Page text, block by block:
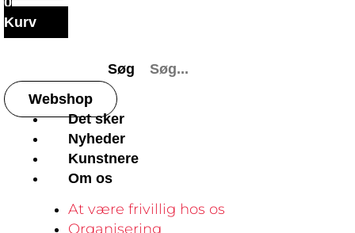
Kurv
Søg
Webshop
Det sker
Nyheder
Kunstnere
Om os
At være frivillig hos os
Organisering